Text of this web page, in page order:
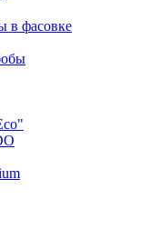
в фасовке